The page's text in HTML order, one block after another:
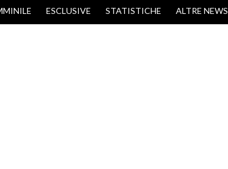
ESCLUSIVE STATISTICHE ALTRE NEWS